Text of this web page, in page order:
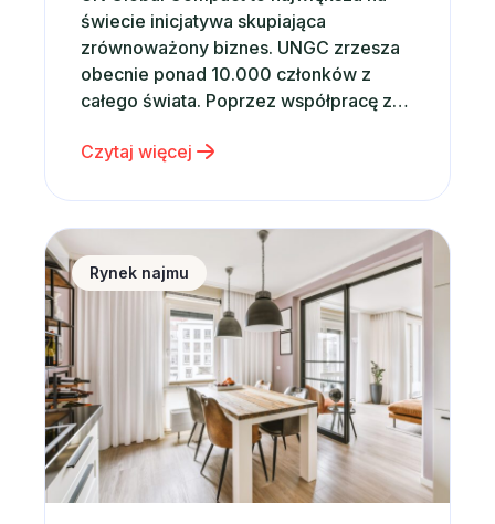
świecie inicjatywa skupiająca
zrównoważony biznes. UNGC zrzesza
obecnie ponad 10.000 członków z
całego świata. Poprzez współpracę z
organizacjami, firmami i instytucjami
stając się katalizatorem globalnych
zmian. Od momentu powołania w 2000
roku przez Sekretarza Generalnego
ONZ – Kofi Annana, UN Global Compact
prowadzi…
Czytaj więcej
Sytuacja na rynku nieruchomości a wynajem
Rynek najmu